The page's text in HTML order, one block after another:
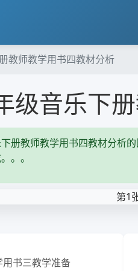
教师教学用书四教材分析
级音乐下
册教师教学用书四教材分析
。。
书三教学准备